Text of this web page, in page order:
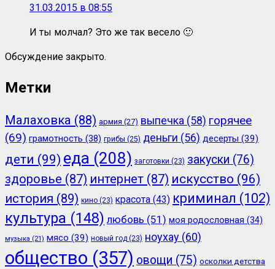
31.03.2015 в 08:55
И ты молчал? Это же так весело 🙂
Обсуждение закрыто.
Метки
Малаховка (88) армия (27) выпечка (58) горячее
(69) грамотность (38) грибы (25) деньги (56) десерты (39)
дети (99) еда (208) заготовки (23) закуски (76)
здоровье (87) интернет (87) искусство (96)
история (89) кино (23) красота (43) криминал (102)
культура (148) любовь (51) моя родословная (34)
музыка (21) мясо (39) новый год (23) ноухау (60)
общество (357) овощи (75) осколки детства